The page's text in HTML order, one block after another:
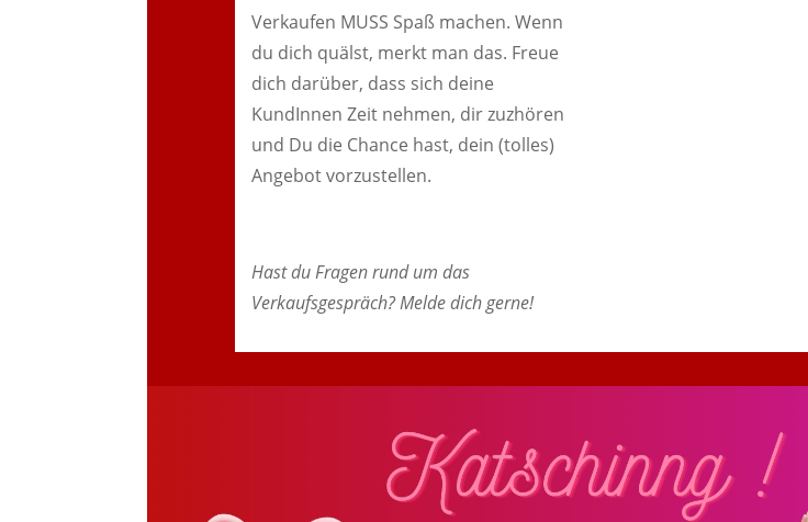
Verkaufen MUSS Spaß machen. Wenn
du dich quälst, merkt man das. Freue
dich darüber, dass sich deine
KundInnen Zeit nehmen, dir zuzhören
und Du die Chance hast, dein (tolles)
Angebot vorzustellen.
Hast du Fragen rund um das
Verkaufsgespräch? Melde dich gerne!